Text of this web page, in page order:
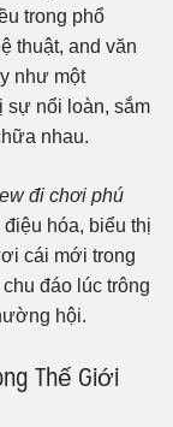
trong phổ
thuật, and văn
như một
sự nổi loàn, sắm
nhau.
đi chơi phú
hóa, biểu thị
cái mới trong
đáo lúc trông
hội.
Thế Giới